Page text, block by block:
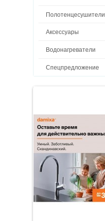
Полотенцесушители
Аксессуары
Водонагреватели
Спецпредложение